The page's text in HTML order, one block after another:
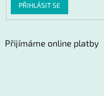
PŘIHLÁSIT SE
Přijímáme online platby